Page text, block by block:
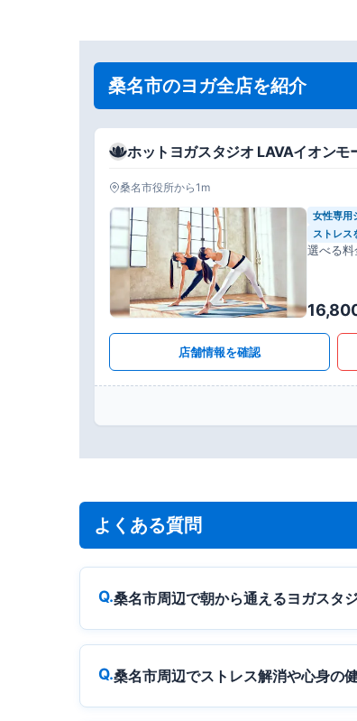
桑名市のヨガ全店を紹介
ホットヨガスタジオ LAVAイオンモ
桑名市役所から1m
女性専用
ストレス
選べる料
店舗情報を確認
よくある質問
桑名市周辺で朝から通えるヨガスタ
桑名市周辺でストレス解消や心身の